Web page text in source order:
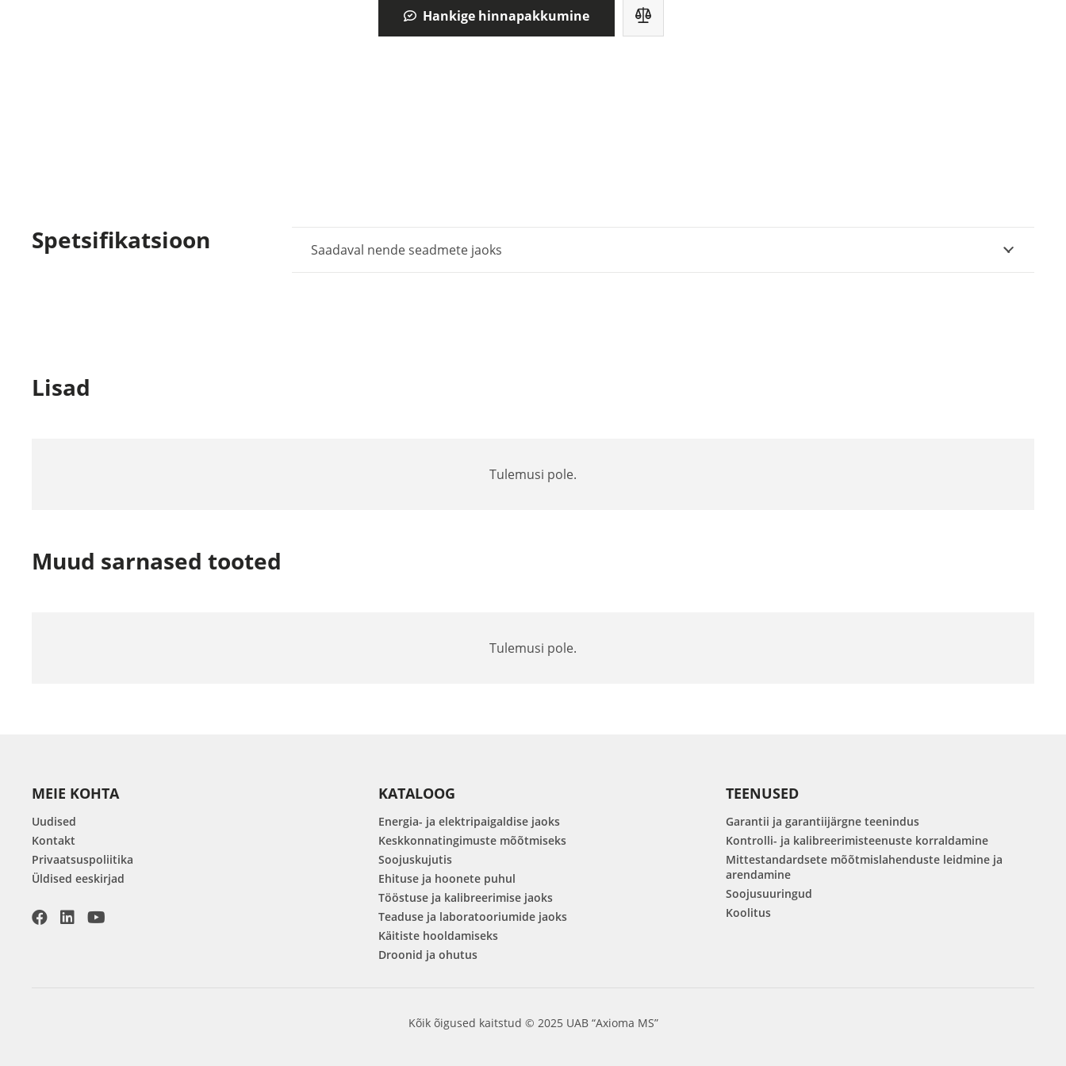
Hankige hinnapakkumine
Spetsifikatsioon Saadaval nende seadmete jaoks
Lisad
Tulemusi pole.
Muud sarnased tooted
Tulemusi pole.
MEIE KOHTA
Uudised
Kontakt
Privaatsuspoliitika
Üldised eeskirjad
KATALOOG
Energia- ja elektripaigaldise jaoks
Keskkonnatingimuste mõõtmiseks
Soojuskujutis
Ehituse ja hoonete puhul
Tööstuse ja kalibreerimise jaoks
Teaduse ja laboratooriumide jaoks
Käitiste hooldamiseks
Droonid ja ohutus
TEENUSED
Garantii ja garantiijärgne teenindus
Kontrolli- ja kalibreerimisteenuste korraldamine
Mittestandardsete mõõtmislahenduste leidmine ja
arendamine
Soojusuuringud
Koolitus
Kõik õigused kaitstud © 2025 UAB “Axioma MS”